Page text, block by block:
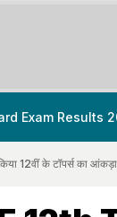
Exam Results
12वीं के टॉपर्स का